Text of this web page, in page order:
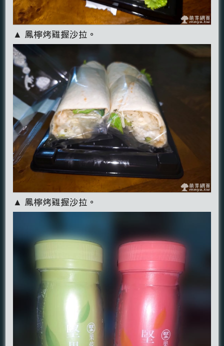
▲ 鳳檸烤雞握沙拉。
▲ 鳳檸烤雞握沙拉。